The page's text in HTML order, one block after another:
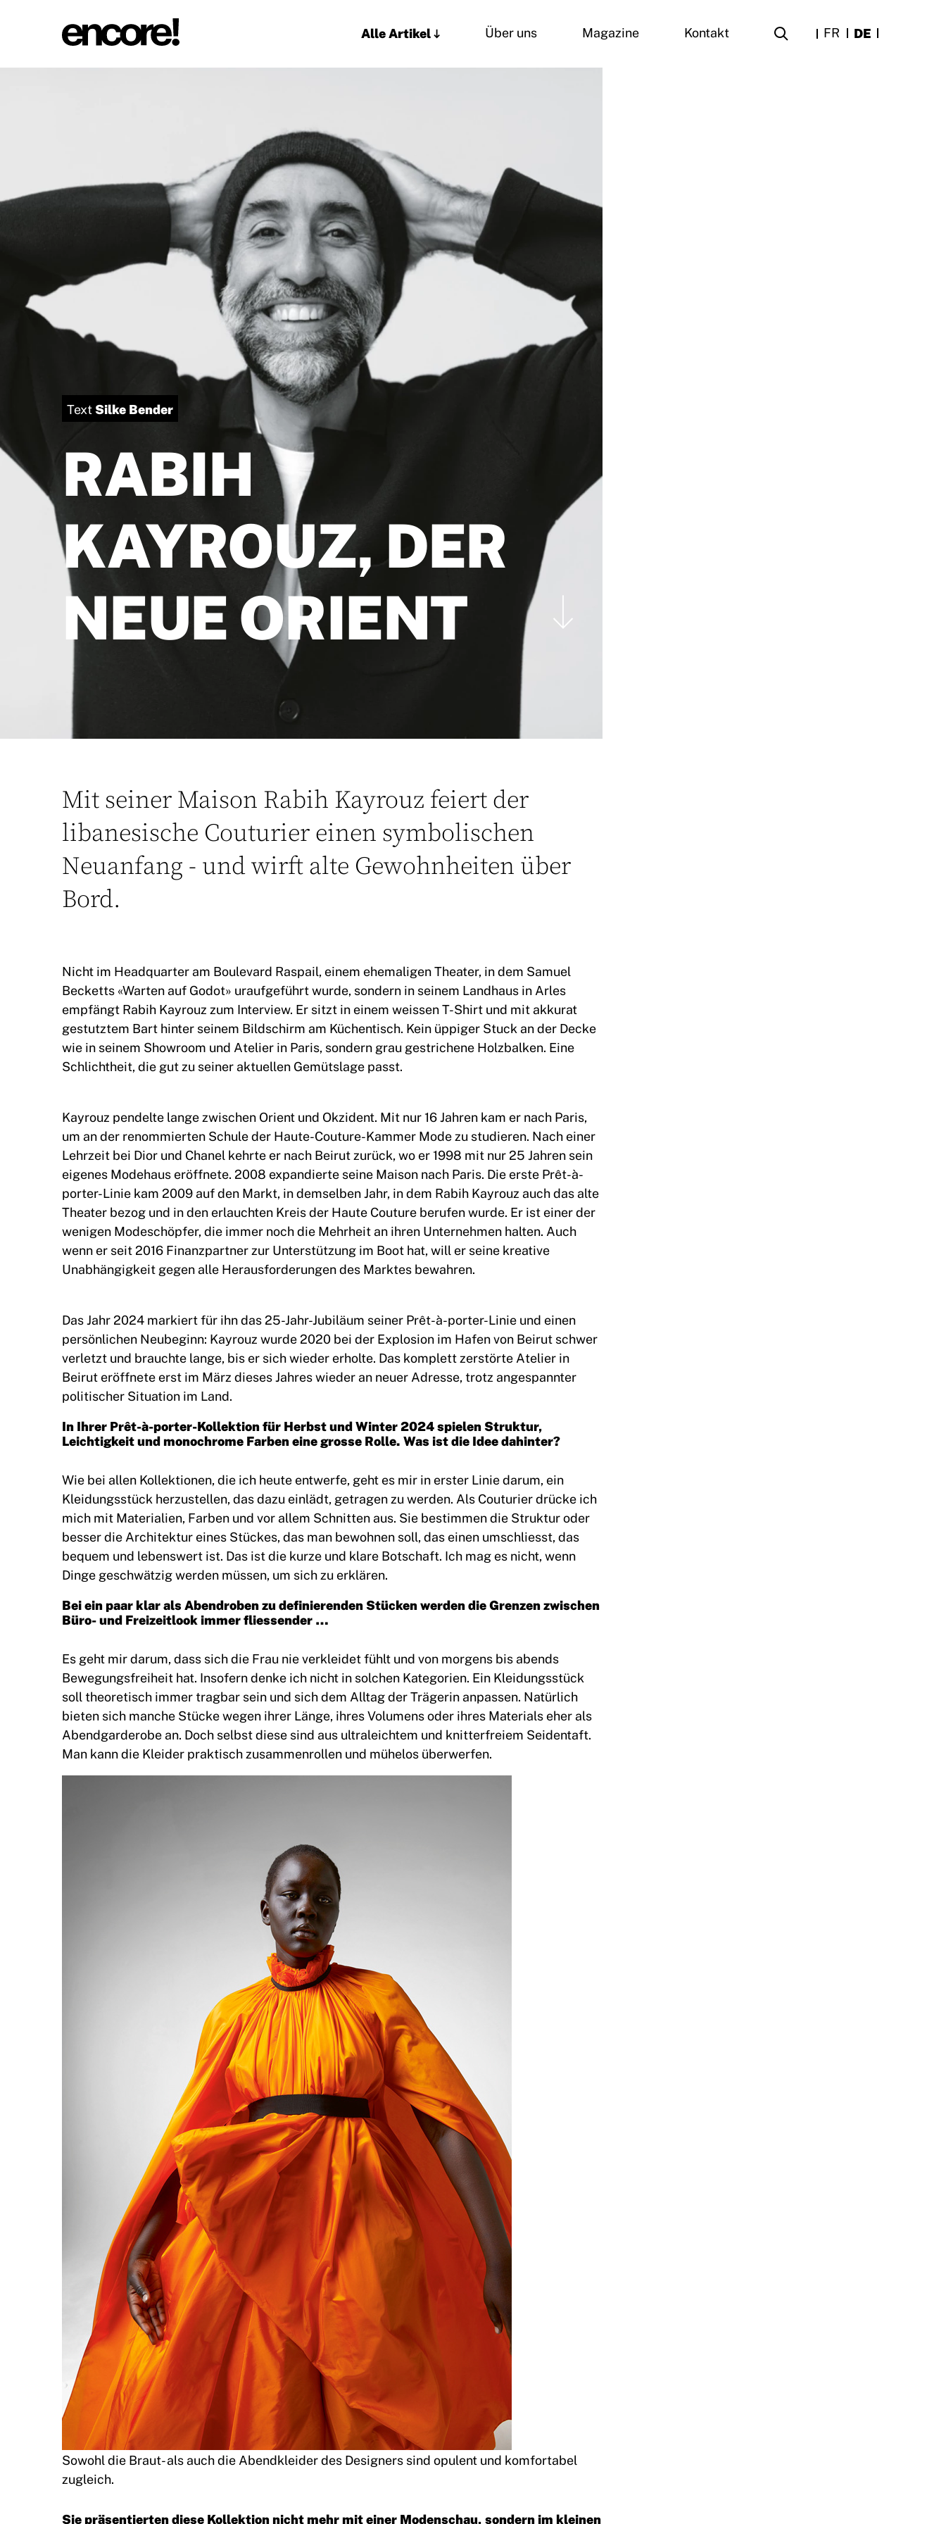
Alle Artikel Über uns Magazine Kontakt FR DE
TextSilke Bender
RABIH
KAYROUZ, DER
NEUE ORIENT
Mit seiner Maison Rabih Kayrouz feiert der
libanesische Couturier einen symbolischen
Neuanfang - und wirft alte Gewohnheiten über
Bord.
Nicht im Headquarter am Boulevard Raspail, einem ehemaligen Theater, in dem Samuel
Becketts «Warten auf Godot» uraufgeführt wurde, sondern in seinem Landhaus in Arles
empfängt Rabih Kayrouz zum Interview. Er sitzt in einem weissen T-Shirt und mit akkurat
gestutztem Bart hinter seinem Bildschirm am Küchentisch. Kein üppiger Stuck an der Decke
wie in seinem Showroom und Atelier in Paris, sondern grau gestrichene Holzbalken. Eine
Schlichtheit, die gut zu seiner aktuellen Gemütslage passt.
Kayrouz pendelte lange zwischen Orient und Okzident. Mit nur 16 Jahren kam er nach Paris,
um an der renommierten Schule der Haute-Couture-Kammer Mode zu studieren. Nach einer
Lehrzeit bei Dior und Chanel kehrte er nach Beirut zurück, wo er 1998 mit nur 25 Jahren sein
eigenes Modehaus eröffnete. 2008 expandierte seine Maison nach Paris. Die erste Prêt-à-
porter-Linie kam 2009 auf den Markt, in demselben Jahr, in dem Rabih Kayrouz auch das alte
Theater bezog und in den erlauchten Kreis der Haute Couture berufen wurde. Er ist einer der
wenigen Modeschöpfer, die immer noch die Mehrheit an ihren Unternehmen halten. Auch
wenn er seit 2016 Finanzpartner zur Unterstützung im Boot hat, will er seine kreative
Unabhängigkeit gegen alle Herausforderungen des Marktes bewahren.
Das Jahr 2024 markiert für ihn das 25-Jahr-Jubiläum seiner Prêt-à-porter-Linie und einen
persönlichen Neubeginn: Kayrouz wurde 2020 bei der Explosion im Hafen von Beirut schwer
verletzt und brauchte lange, bis er sich wieder erholte. Das komplett zerstörte Atelier in
Beirut eröffnete erst im März dieses Jahres wieder an neuer Adresse, trotz angespannter
politischer Situation im Land.
In Ihrer Prêt-à-porter-Kollektion für Herbst und Winter 2024 spielen Struktur,
Leichtigkeit und monochrome Farben eine grosse Rolle. Was ist die Idee dahinter?
Wie bei allen Kollektionen, die ich heute entwerfe, geht es mir in erster Linie darum, ein
Kleidungsstück herzustellen, das dazu einlädt, getragen zu werden. Als Couturier drücke ich
mich mit Materialien, Farben und vor allem Schnitten aus. Sie bestimmen die Struktur oder
besser die Architektur eines Stückes, das man bewohnen soll, das einen umschliesst, das
bequem und lebenswert ist. Das ist die kurze und klare Botschaft. Ich mag es nicht, wenn
Dinge geschwätzig werden müssen, um sich zu erklären.
Bei ein paar klar als Abendroben zu definierenden Stücken werden die Grenzen zwischen
Büro- und Freizeitlook immer fliessender …
Es geht mir darum, dass sich die Frau nie verkleidet fühlt und von morgens bis abends
Bewegungsfreiheit hat. Insofern denke ich nicht in solchen Kategorien. Ein Kleidungsstück
soll theoretisch immer tragbar sein und sich dem Alltag der Trägerin anpassen. Natürlich
bieten sich manche Stücke wegen ihrer Länge, ihres Volumens oder ihres Materials eher als
Abendgarderobe an. Doch selbst diese sind aus ultraleichtem und knitterfreiem Seidentaft.
Man kann die Kleider praktisch zusammenrollen und mühelos überwerfen.
Sowohl die Braut- als auch die Abendkleider des Designers sind opulent und komfortabel
zugleich.
Sie präsentierten diese Kollektion nicht mehr mit einer Modenschau, sondern im kleinen